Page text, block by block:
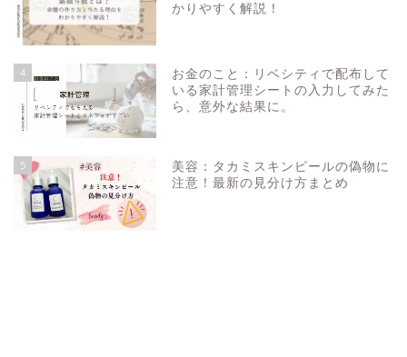
かりやすく解説！
4
お金のこと：リベシティで配布して
いる家計管理シートの入力してみた
ら、意外な結果に。
5
美容：タカミスキンピールの偽物に
注意！最新の見分け方まとめ